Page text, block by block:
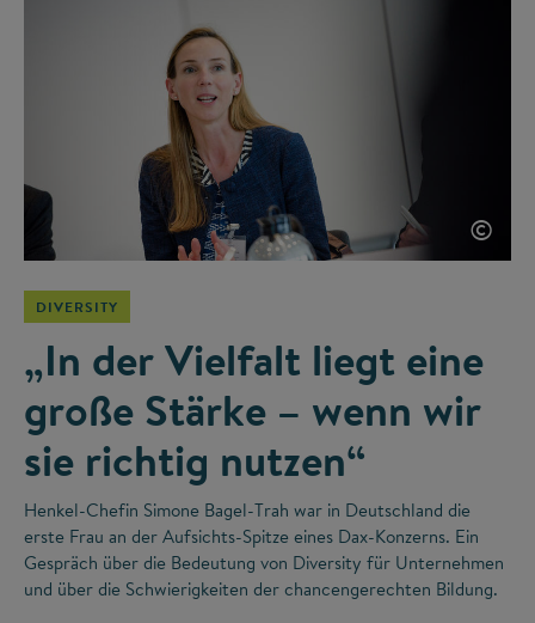
©
DIVERSITY
„In der Vielfalt liegt eine
große Stärke – wenn wir
sie richtig nutzen“
Henkel-Chefin Simone Bagel-Trah war in Deutschland die
erste Frau an der Aufsichts-Spitze eines Dax-Konzerns. Ein
Gespräch über die Bedeutung von Diversity für Unternehmen
und über die Schwierigkeiten der chancengerechten Bildung.